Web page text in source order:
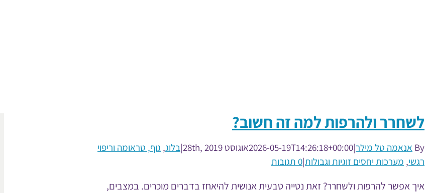
לשחרר ולהרפות למה זה חשוב?
By אנאמה טל מילר|
2026-05-19T14:26:18+00:00אוגוסט 28th, 2019 |בלוג, גוף, טראומה וריפוי
רגשי, מערכות יחסים זוגיות וגבולות|0 תגובות
איך אפשר להרפות ולשחרר? זאת נטייה טבעית אנושית להיאחז בדברים מוכרים. במצבים,